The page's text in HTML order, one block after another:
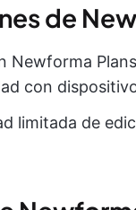
de
Newforma
con
limitada de